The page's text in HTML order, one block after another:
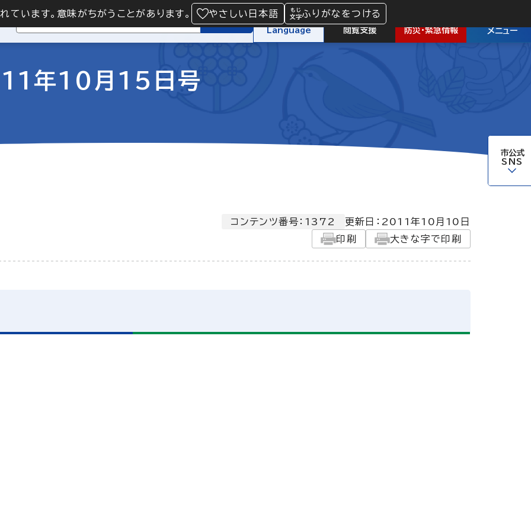
ています。意味がちがうことがあります。 やさしい日本語 ふりがなをつける
検索
Language 閲覧支援 防災・緊急情報 メニュー
市公式
SNS
年10月15日号
コンテンツ番号：1372 更新日： 2011年10月10日
印刷
大きな字で印刷